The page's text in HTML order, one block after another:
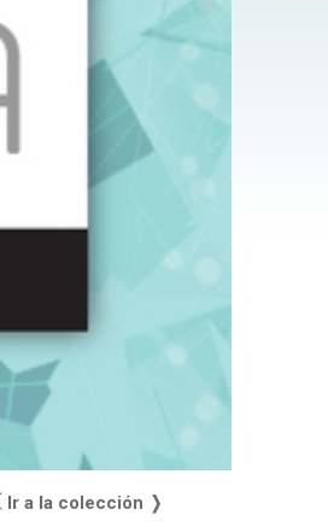
Ir a la colección ❭